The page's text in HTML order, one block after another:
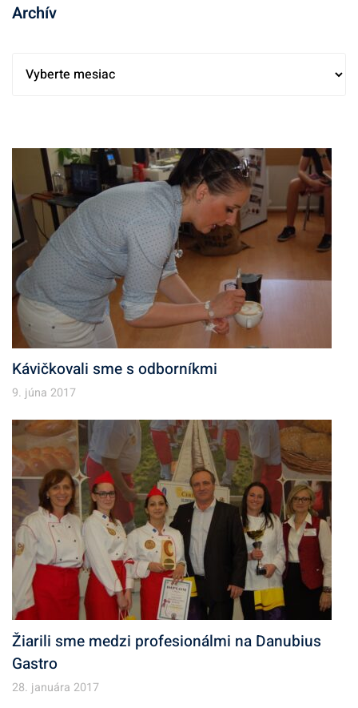
Archív
Kávičkovali sme s odborníkmi
9. júna 2017
Žiarili sme medzi profesionálmi na Danubius
Gastro
28. januára 2017